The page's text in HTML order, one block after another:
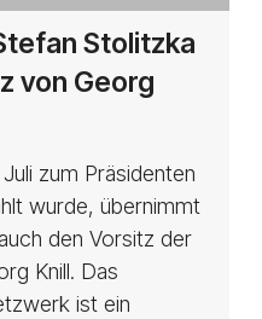
Stolitzka
von Georg
zum Präsidenten
wurde, übernimmt
den Vorsitz der
Knill. Das
ist ein